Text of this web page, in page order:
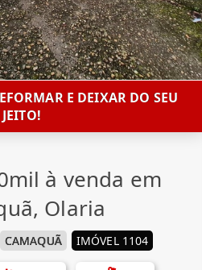
E DEIXAR DO SEU
JEITO!
à venda em
Olaria
CAMAQUÃ IMÓVEL 1104